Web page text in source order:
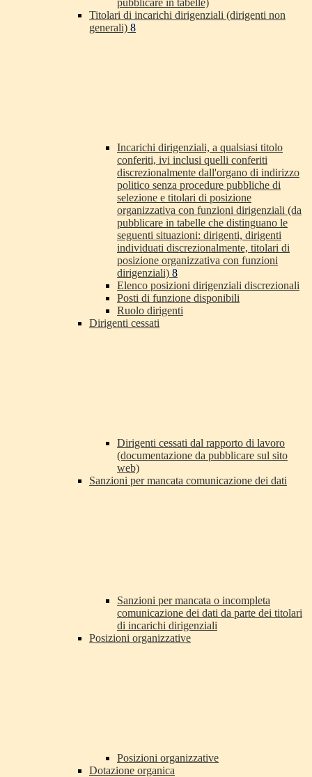
pubblicare in tabelle)
Titolari di incarichi dirigenziali (dirigenti non
generali) 8
Incarichi dirigenziali, a qualsiasi titolo
conferiti, ivi inclusi quelli conferiti
discrezionalmente dall'organo di indirizzo
politico senza procedure pubbliche di
selezione e titolari di posizione
organizzativa con funzioni dirigenziali (da
pubblicare in tabelle che distinguano le
seguenti situazioni: dirigenti, dirigenti
individuati discrezionalmente, titolari di
posizione organizzativa con funzioni
dirigenziali) 8
Elenco posizioni dirigenziali discrezionali
Posti di funzione disponibili
Ruolo dirigenti
Dirigenti cessati
Dirigenti cessati dal rapporto di lavoro
(documentazione da pubblicare sul sito
web)
Sanzioni per mancata comunicazione dei dati
Sanzioni per mancata o incompleta
comunicazione dei dati da parte dei titolari
di incarichi dirigenziali
Posizioni organizzative
Posizioni organizzative
Dotazione organica